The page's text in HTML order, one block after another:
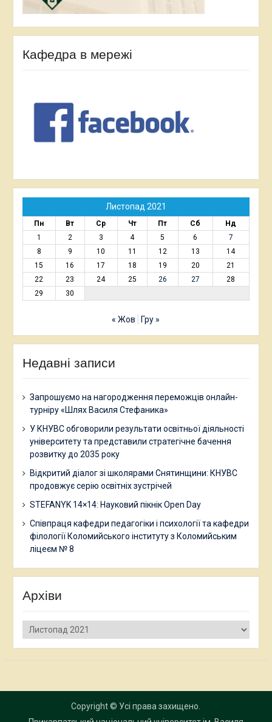
Кафедра в мережі
Листопад 2021
Пн Вт Ср Чт Пт Сб
Нд
1
2 3 4 5 6
7
8
9 10 11 12 13
14
15
16 17 18 19 20
21
22
23 24 25 26 27
28
29
30
« Жов Гру »
Недавні записи
Запрошуємо на нагородження переможців онлайн-
турніру «Шлях Василя Стефаника»
У КНУВС обговорили результати освітньої діяльності
університету та представили стратегічне бачення
розвитку до 2035 року
Відкритий діалог зі школярами Снятинщини: КНУВС
продовжує серію освітніх зустрічей
STEFANYK 14×14: Науковий пікнік Open Day
Співпраця кафедри педагогіки і психології та кафедри
філології Коломийського інституту з Коломийським
ліцеєм № 8
Архіви
Архіви
Copyright © Усі права захищено.